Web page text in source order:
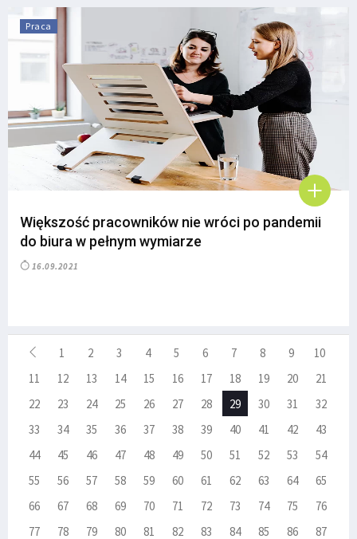
Praca
Większość pracowników nie wróci po pandemii
do biura w pełnym wymiarze
16.09.2021
1 2 3 4 5 6 7 8 9
10
11
12 13 14 15 16 17 18 19 20
21
22
23 24 25 26 27 28 29 30 31
32
33
34 35 36 37 38 39 40 41 42
43
44
45 46 47 48 49 50 51 52 53
54
55
56 57 58 59 60 61 62 63 64
65
66
67 68 69 70 71 72 73 74 75
76
77
78 79 80 81 82 83 84 85 86
87